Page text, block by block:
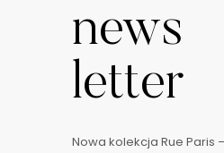
news
letter
Nowa kolekcja Rue Paris